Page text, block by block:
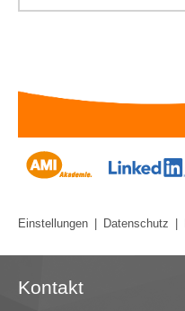
Einstellungen
Datenschutz
Kontakt